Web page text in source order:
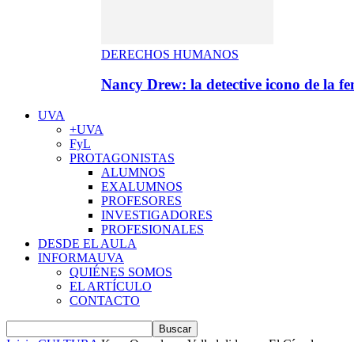
DERECHOS HUMANOS
Nancy Drew: la detective icono de la
UVA
+UVA
FyL
PROTAGONISTAS
ALUMNOS
EXALUMNOS
PROFESORES
INVESTIGADORES
PROFESIONALES
DESDE EL AULA
INFORMAUVA
QUIÉNES SOMOS
EL ARTÍCULO
CONTACTO